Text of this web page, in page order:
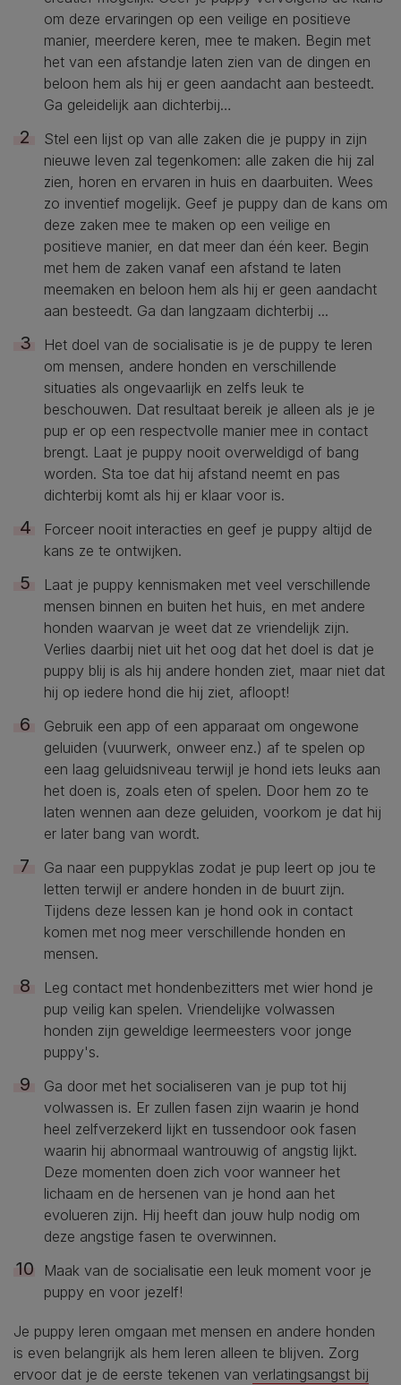
om deze ervaringen op een veilige en positieve
manier, meerdere keren, mee te maken. Begin met
het van een afstandje laten zien van de dingen en
beloon hem als hij er geen aandacht aan besteedt.
Ga geleidelijk aan dichterbij…
Stel een lijst op van alle zaken die je puppy in zijn
nieuwe leven zal tegenkomen: alle zaken die hij zal
zien, horen en ervaren in huis en daarbuiten. Wees
zo inventief mogelijk. Geef je puppy dan de kans om
deze zaken mee te maken op een veilige en
positieve manier, en dat meer dan één keer. Begin
met hem de zaken vanaf een afstand te laten
meemaken en beloon hem als hij er geen aandacht
aan besteedt. Ga dan langzaam dichterbij ...
Het doel van de socialisatie is je de puppy te leren
om mensen, andere honden en verschillende
situaties als ongevaarlijk en zelfs leuk te
beschouwen. Dat resultaat bereik je alleen als je je
pup er op een respectvolle manier mee in contact
brengt. Laat je puppy nooit overweldigd of bang
worden. Sta toe dat hij afstand neemt en pas
dichterbij komt als hij er klaar voor is.
Forceer nooit interacties en geef je puppy altijd de
kans ze te ontwijken.
Laat je puppy kennismaken met veel verschillende
mensen binnen en buiten het huis, en met andere
honden waarvan je weet dat ze vriendelijk zijn.
Verlies daarbij niet uit het oog dat het doel is dat je
puppy blij is als hij andere honden ziet, maar niet dat
hij op iedere hond die hij ziet, afloopt!
Gebruik een app of een apparaat om ongewone
geluiden (vuurwerk, onweer enz.) af te spelen op
een laag geluidsniveau terwijl je hond iets leuks aan
het doen is, zoals eten of spelen. Door hem zo te
laten wennen aan deze geluiden, voorkom je dat hij
er later bang van wordt.
Ga naar een puppyklas zodat je pup leert op jou te
letten terwijl er andere honden in de buurt zijn.
Tijdens deze lessen kan je hond ook in contact
komen met nog meer verschillende honden en
mensen.
Leg contact met hondenbezitters met wier hond je
pup veilig kan spelen. Vriendelijke volwassen
honden zijn geweldige leermeesters voor jonge
puppy's.
Ga door met het socialiseren van je pup tot hij
volwassen is. Er zullen fasen zijn waarin je hond
heel zelfverzekerd lijkt en tussendoor ook fasen
waarin hij abnormaal wantrouwig of angstig lijkt.
Deze momenten doen zich voor wanneer het
lichaam en de hersenen van je hond aan het
evolueren zijn. Hij heeft dan jouw hulp nodig om
deze angstige fasen te overwinnen.
Maak van de socialisatie een leuk moment voor je
puppy en voor jezelf!
Je puppy leren omgaan met mensen en andere honden
is even belangrijk als hem leren alleen te blijven. Zorg
ervoor dat je de eerste tekenen van verlatingsangst bij